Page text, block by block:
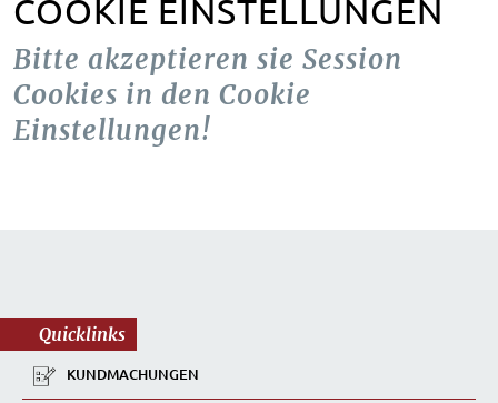
COOKIE EINSTELLUNGEN
Bitte akzeptieren sie Session
Cookies in den Cookie
Einstellungen!
Quicklinks
KUNDMACHUNGEN